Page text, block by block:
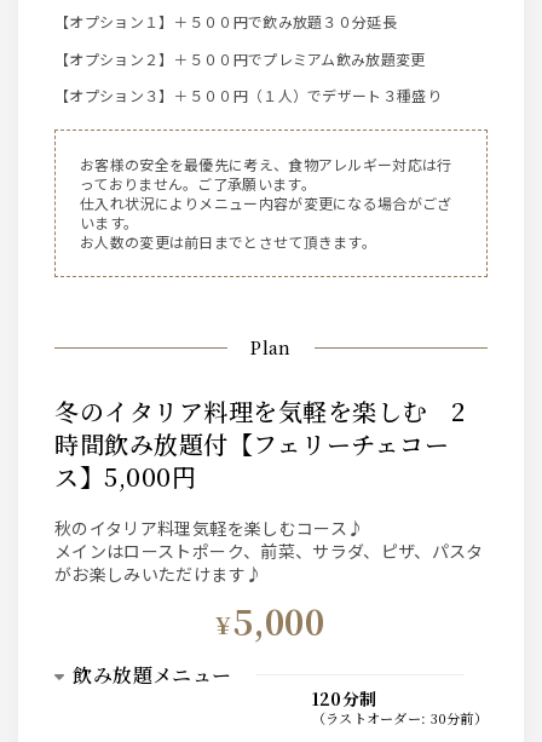
【オプション１】＋５００円で飲み放題３０分延長
【オプション２】＋５００円でプレミアム飲み放題変更
【オプション３】＋５００円（１人）でデザート３種盛り
お客様の安全を最優先に考え、食物アレルギー対応は行
っておりません。ご了承願います。
仕入れ状況によりメニュー内容が変更になる場合がござ
います。
お人数の変更は前日までとさせて頂きます。
Plan
冬のイタリア料理を気軽を楽しむ 2
時間飲み放題付【フェリーチェコー
ス】5,000円
秋のイタリア料理気軽を楽しむコース♪
メインはローストポーク、前菜、サラダ、ピザ、パスタ
がお楽しみいただけます♪
¥5,000
飲み放題メニュー
120分制
（ ラストオーダー: 30分前）